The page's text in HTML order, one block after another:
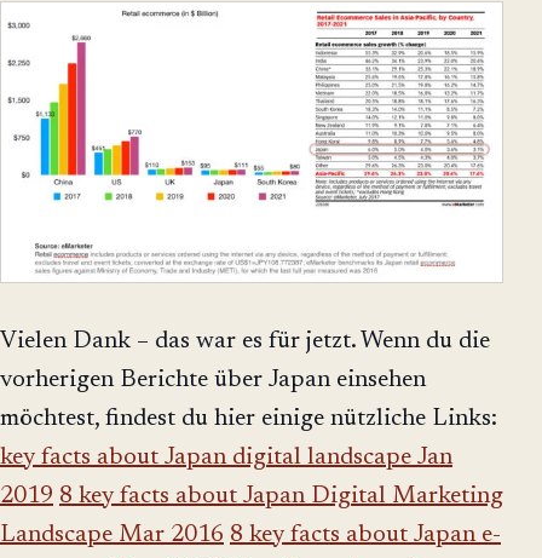
Vielen Dank – das war es für jetzt. Wenn du die
vorherigen Berichte über Japan einsehen
möchtest, findest du hier einige nützliche Links:
key facts about Japan digital landscape Jan
2019 8 key facts about Japan Digital Marketing
Landscape Mar 2016 8 key facts about Japan e-